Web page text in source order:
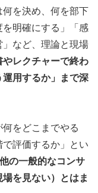
を決め、何を部下
明確にする」「感
など、理論と現場
レクチャーで終わ
用するか」まで深
をどこまでやる
評価するか」とい
の一般的なコンサ
を見ない）とはま